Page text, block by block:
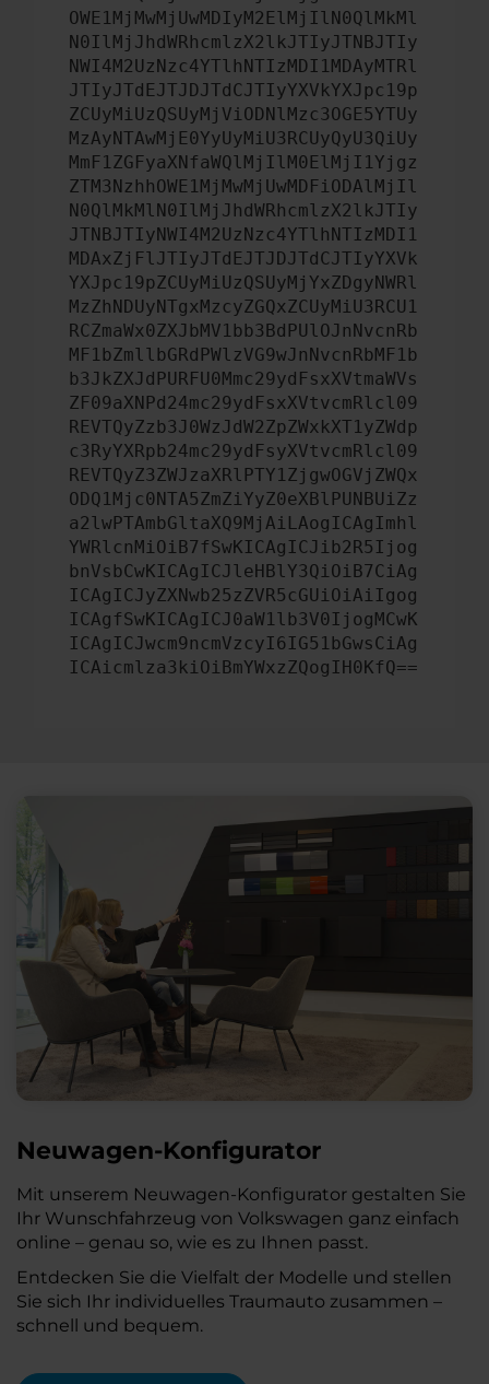
OWE1MjMwMjUwMDIyM2ElMjIlN0QlMkMl
N0IlMjJhdWRhcmlzX2lkJTIyJTNBJTIy
NWI4M2UzNzc4YTlhNTIzMDI1MDAyMTRl
JTIyJTdEJTJDJTdCJTIyYXVkYXJpc19p
ZCUyMiUzQSUyMjViODNlMzc3OGE5YTUy
MzAyNTAwMjE0YyUyMiU3RCUyQyU3QiUy
MmF1ZGFyaXNfaWQlMjIlM0ElMjI1Yjgz
ZTM3NzhhOWE1MjMwMjUwMDFiODAlMjIl
N0QlMkMlN0IlMjJhdWRhcmlzX2lkJTIy
JTNBJTIyNWI4M2UzNzc4YTlhNTIzMDI1
MDAxZjFlJTIyJTdEJTJDJTdCJTIyYXVk
YXJpc19pZCUyMiUzQSUyMjYxZDgyNWRl
MzZhNDUyNTgxMzcyZGQxZCUyMiU3RCU1
RCZmaWx0ZXJbMV1bb3BdPUlOJnNvcnRb
MF1bZmllbGRdPWlzVG9wJnNvcnRbMF1b
b3JkZXJdPURFU0Mmc29ydFsxXVtmaWVs
ZF09aXNPd24mc29ydFsxXVtvcmRlcl09
REVTQyZzb3J0WzJdW2ZpZWxkXT1yZWdp
c3RyYXRpb24mc29ydFsyXVtvcmRlcl09
REVTQyZ3ZWJzaXRlPTY1ZjgwOGVjZWQx
ODQ1Mjc0NTA5ZmZiYyZ0eXBlPUNBUiZz
a2lwPTAmbGltaXQ9MjAiLAogICAgImhl
YWRlcnMiOiB7fSwKICAgICJib2R5Ijog
bnVsbCwKICAgICJleHBlY3QiOiB7CiAg
ICAgICJyZXNwb25zZVR5cGUiOiAiIgog
ICAgfSwKICAgICJ0aW1lb3V0IjogMCwK
ICAgICJwcm9ncmVzcyI6IG51bGwsCiAg
ICAicmlza3kiOiBmYWxzZQogIH0KfQ==
Neuwagen-Konfigurator
Mit unserem Neuwagen-Konfigurator gestalten Sie
Ihr Wunschfahrzeug von Volkswagen ganz einfach
online – genau so, wie es zu Ihnen passt.
Entdecken Sie die Vielfalt der Modelle und stellen
Sie sich Ihr individuelles Traumauto zusammen –
schnell und bequem.